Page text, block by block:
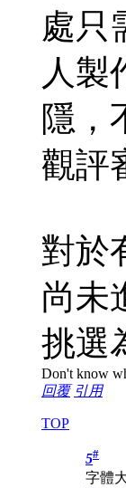
處只
人製
隱，
觀評
對於
尚未
挑選
Don't know
回覆 引用
TOP
5#
字體